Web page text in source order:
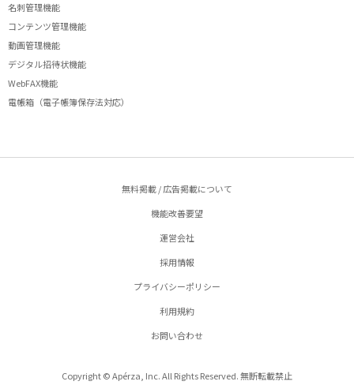
名刺管理機能
コンテンツ管理機能
動画管理機能
デジタル招待状機能
WebFAX機能
電帳箱（電子帳簿保存法対応）
無料掲載 / 広告掲載について
機能改善要望
運営会社
採用情報
プライバシーポリシー
利用規約
お問い合わせ
Copyright © Apérza, Inc. All Rights Reserved. 無断転載禁止